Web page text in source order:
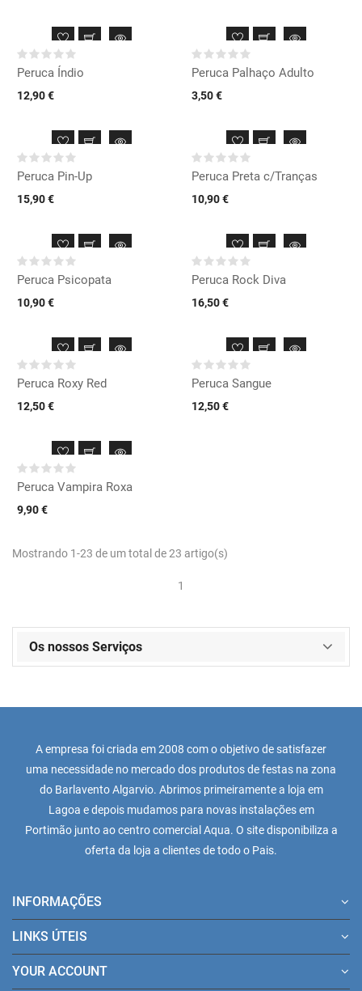
Peruca Índio
12,90 €
Peruca Palhaço Adulto
3,50 €
Peruca Pin-Up
15,90 €
Peruca Preta c/Tranças
10,90 €
Peruca Psicopata
10,90 €
Peruca Rock Diva
16,50 €
Peruca Roxy Red
12,50 €
Peruca Sangue
12,50 €
Peruca Vampira Roxa
9,90 €
Mostrando 1-23 de um total de 23 artigo(s)
1
Os nossos Serviços
A empresa foi criada em 2008 com o objetivo de satisfazer
uma necessidade no mercado dos produtos de festas na zona
do Barlavento Algarvio. Abrimos primeiramente a loja em
Lagoa e depois mudamos para novas instalações em
Portimão junto ao centro comercial Aqua. O site disponibiliza a
oferta da loja a clientes de todo o Pais.
INFORMAÇÕES
LINKS ÚTEIS
YOUR ACCOUNT